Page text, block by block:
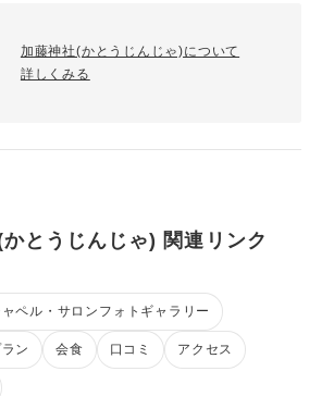
加藤神社(かとうじんじゃ)について
詳しくみる
とうじんじゃ) 関連リンク
ペル・サロンフォトギャラリー
ン 会食 口コミ アクセス